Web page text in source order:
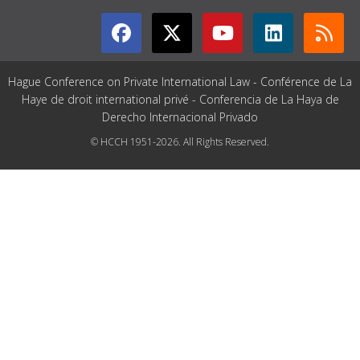
Hague Conference on Private International Law - Conférence de La
Haye de droit international privé - Conferencia de La Haya de
Derecho Internacional Privado
© HCCH 1951-2026. All Rights Reserved.